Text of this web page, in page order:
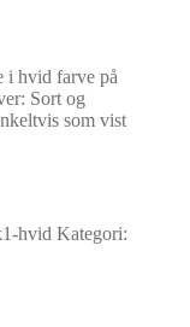
hvid farve på
Sort og
som vist
hvid Kategori: